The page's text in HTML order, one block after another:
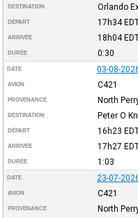
DESTINATION Orlando
DÉPART 17h34
ARRIVÉE 18h04
DURÉE 0:30
DATE 03-08-
AVION C421
PROVENANCE North
DESTINATION Peter O
DÉPART 16h23
ARRIVÉE 17h27
DURÉE 1:03
DATE 23-07-
AVION C421
PROVENANCE North